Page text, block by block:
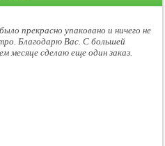
прекрасно упаковано и ничего не
Благодарю Вас. С большей
месяце сделаю еще один заказ.